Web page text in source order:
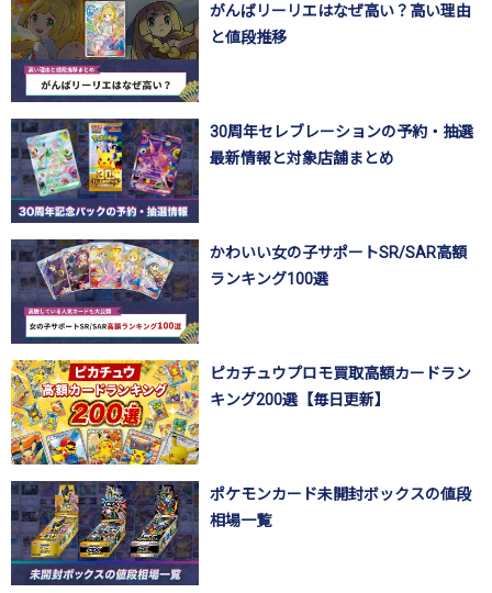
がんばリーリエはなぜ高い？高い理由
と値段推移
30周年セレブレーションの予約・抽選
最新情報と対象店舗まとめ
かわいい女の子サポートSR/SAR高額
ランキング100選
ピカチュウプロモ買取高額カードラン
キング200選【毎日更新】
ポケモンカード未開封ボックスの値段
相場一覧